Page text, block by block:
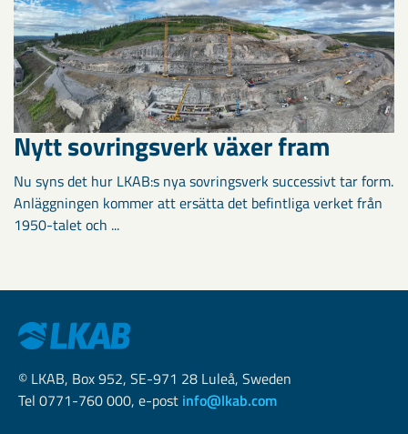
Nytt sovringsverk växer fram
Nu syns det hur LKAB:s nya sovringsverk successivt tar form.
Anläggningen kommer att ersätta det befintliga verket från
1950-talet och ...
© LKAB, Box 952, SE-971 28 Luleå, Sweden
Tel 0771-760 000, e-post info@lkab.com